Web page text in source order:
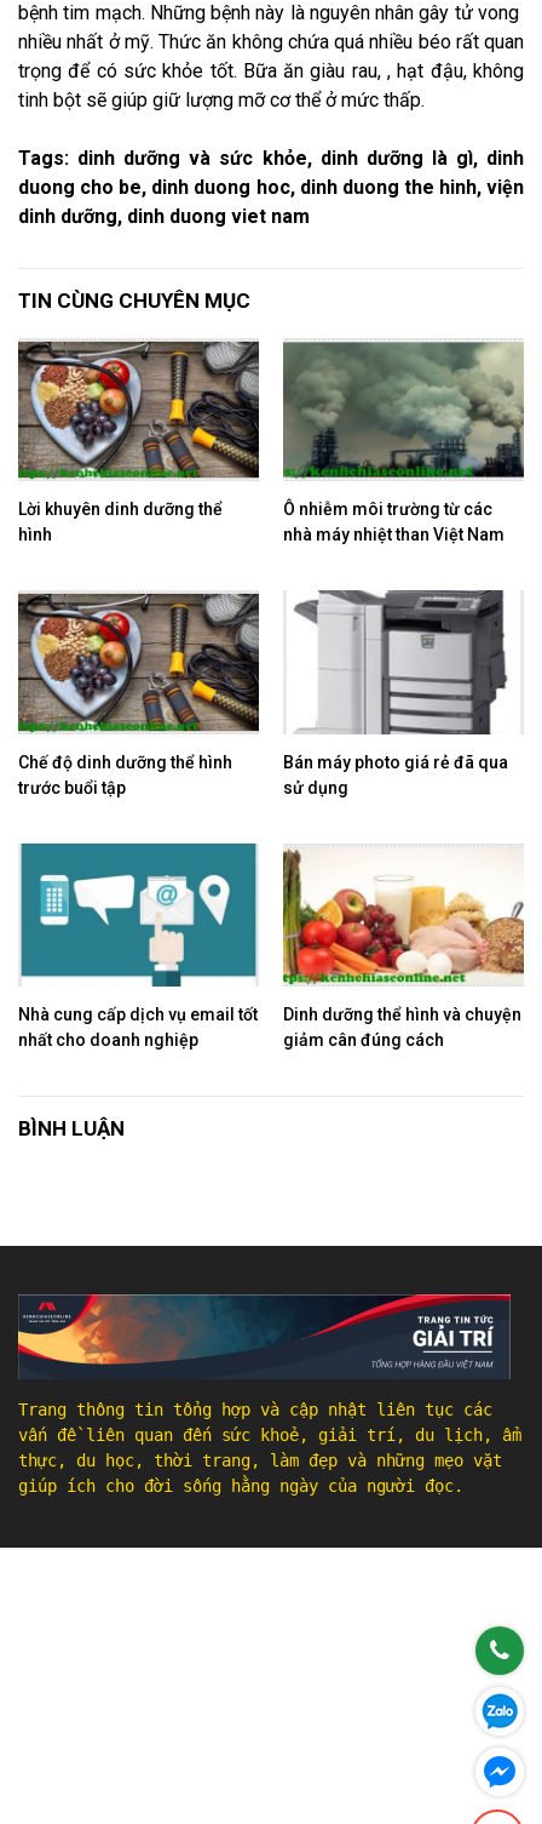
bệnh tim mạch. Những bệnh này là nguyên nhân gây tử vong
nhiều nhất ở mỹ. Thức ăn không chứa quá nhiều béo rất quan
trọng để có sức khỏe tốt. Bữa ăn giàu rau, , hạt đậu, không
tinh bột sẽ giúp giữ lượng mỡ cơ thể ở mức thấp.
Tags: dinh dưỡng và sức khỏe, dinh dưỡng là gì, dinh
duong cho be, dinh duong hoc, dinh duong the hinh, viện
dinh dưỡng, dinh duong viet nam
TIN CÙNG CHUYÊN MỤC
Lời khuyên dinh dưỡng thể
hình
Ô nhiễm môi trường từ các
nhà máy nhiệt than Việt Nam
Chế độ dinh dưỡng thể hình
trước buổi tập
Bán máy photo giá rẻ đã qua
sử dụng
Nhà cung cấp dịch vụ email tốt
nhất cho doanh nghiệp
Dinh dưỡng thể hình và chuyện
giảm cân đúng cách
BÌNH LUẬN
Trang thông tin tổng hợp và cập nhật liên tục các
vấn đề liên quan đến sức khoẻ, giải trí, du lịch, ẩm
thực, du học, thời trang, làm đẹp và những mẹo vặt
giúp ích cho đời sống hằng ngày của người đọc.